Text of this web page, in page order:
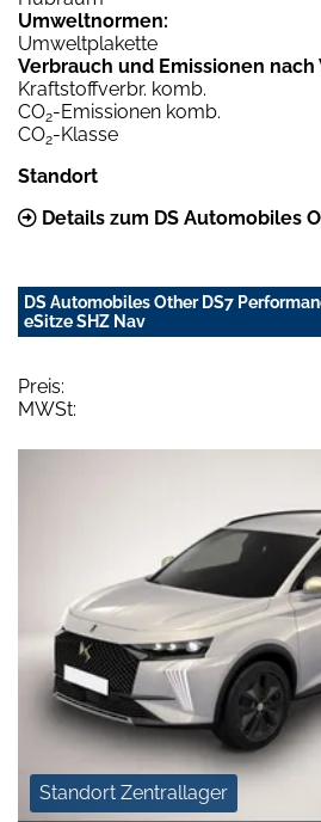
Umweltnormen:
Umweltplakette
Verbrauch und Emissionen nach
Kraftstoffverbr. komb.
CO2-Emissionen komb.
CO2-Klasse
Standort
Details zum DS Automobiles
DS Automobiles Other DS7
eSitze SHZ Nav
Preis:
MWSt:
Standort Zentrallager